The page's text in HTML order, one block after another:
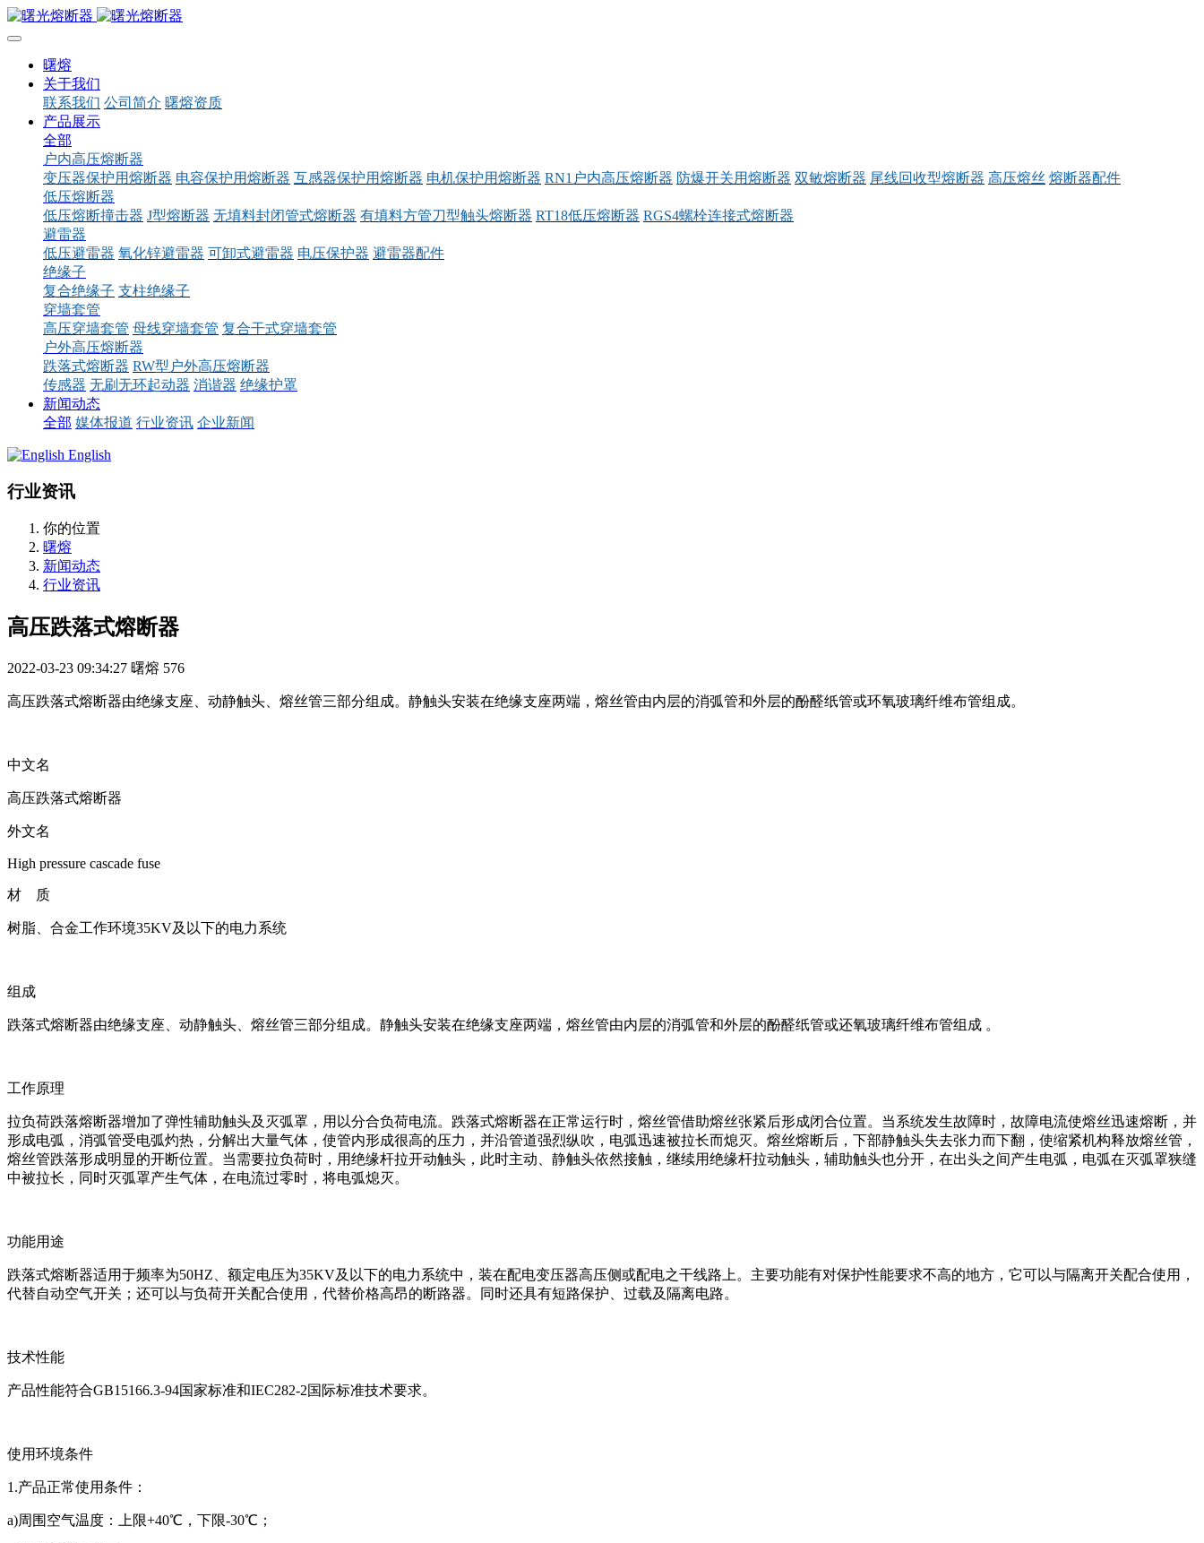
曙熔
关于我们
联系我们 公司简介 曙熔资质
产品展示
全部
户内高压熔断器
变压器保护用熔断器 电容保护用熔断器 互感器保护用熔断器 电机保护用熔断器 RN1户内高压熔断器 防爆开关用熔断器 双敏熔断器 尾线回收型熔断器 高压熔丝 熔断器配件
低压熔断器
低压熔断撞击器 J型熔断器 无填料封闭管式熔断器 有填料方管刀型触头熔断器 RT18低压熔断器 RGS4螺栓连接式熔断器
避雷器
低压避雷器 氧化锌避雷器 可卸式避雷器 电压保护器 避雷器配件
绝缘子
复合绝缘子 支柱绝缘子
穿墙套管
高压穿墙套管 母线穿墙套管 复合干式穿墙套管
户外高压熔断器
跌落式熔断器 RW型户外高压熔断器
传感器 无刷无环起动器 消谐器 绝缘护罩
新闻动态
全部 媒体报道 行业资讯 企业新闻
English
行业资讯
你的位置
曙熔
新闻动态
行业资讯
高压跌落式熔断器
2022-03-23 09:34:27 曙熔 576
高压跌落式熔断器由绝缘支座、动静触头、熔丝管三部分组成。静触头安装在绝缘支座两端，熔丝管由内层的消弧管和外层的酚醛纸管或环氧玻璃纤维布管组成。
中文名
高压跌落式熔断器
外文名
High pressure cascade fuse
材 质
树脂、合金工作环境35KV及以下的电力系统
组成
跌落式熔断器由绝缘支座、动静触头、熔丝管三部分组成。静触头安装在绝缘支座两端，熔丝管由内层的消弧管和外层的酚醛纸管或还氧玻璃纤维布管组成 。
工作原理
拉负荷跌落熔断器增加了弹性辅助触头及灭弧罩，用以分合负荷电流。跌落式熔断器在正常运行时，熔丝管借助熔丝张紧后形成闭合位置。当系统发生故障时，故障电流使熔丝迅速熔断，并
形成电弧，消弧管受电弧灼热，分解出大量气体，使管内形成很高的压力，并沿管道强烈纵吹，电弧迅速被拉长而熄灭。熔丝熔断后，下部静触头失去张力而下翻，使缩紧机构释放熔丝管，
熔丝管跌落形成明显的开断位置。当需要拉负荷时，用绝缘杆拉开动触头，此时主动、静触头依然接触，继续用绝缘杆拉动触头，辅助触头也分开，在出头之间产生电弧，电弧在灭弧罩狭缝
中被拉长，同时灭弧罩产生气体，在电流过零时，将电弧熄灭。
功能用途
跌落式熔断器适用于频率为50HZ、额定电压为35KV及以下的电力系统中，装在配电变压器高压侧或配电之干线路上。主要功能有对保护性能要求不高的地方，它可以与隔离开关配合使用，
代替自动空气开关；还可以与负荷开关配合使用，代替价格高昂的断路器。同时还具有短路保护、过载及隔离电路。
技术性能
产品性能符合GB15166.3-94国家标准和IEC282-2国际标准技术要求。
使用环境条件
1.产品正常使用条件：
a)周围空气温度：上限+40℃，下限-30℃；